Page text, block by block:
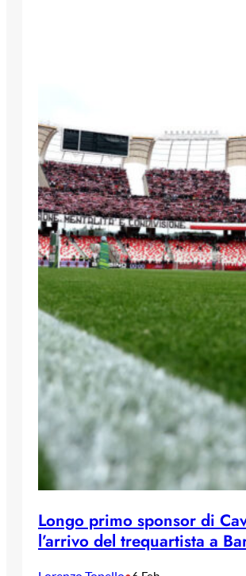
Longo primo sponsor di
l’arrivo del trequartista a